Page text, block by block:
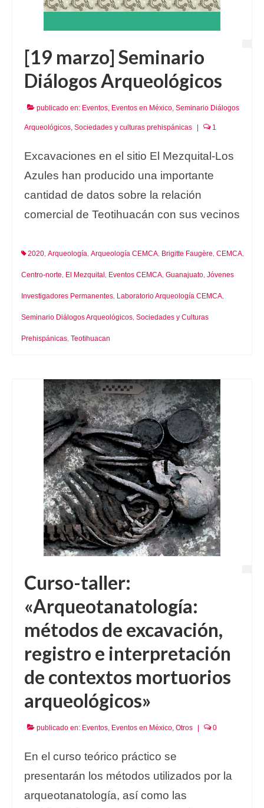
[19 marzo] Seminario
Diálogos Arqueológicos
publicado en: Eventos, Eventos en México, Seminario Diálogos
Arqueológicos, Sociedades y culturas prehispánicas 1
Excavaciones en el sitio El Mezquital-Los
Azules han producido una importante
cantidad de datos sobre la relación
comercial de Teotihuacán con sus vecinos
2020, Arqueología, Arqueología CEMCA, Brigitte Faugère, CEMCA,
Centro-norte, El Mezquital , Eventos CEMCA, Guanajuato, Jóvenes
Investigadores Permanentes, Laboratorio Arqueología CEMCA,
Seminario Diálogos Arqueológicos, Sociedades y Culturas
Prehispánicas, Teotihuacan
Curso-taller:
«Arqueotanatología:
métodos de excavación,
registro e interpretación
de contextos mortuorios
arqueológicos»
publicado en: Eventos, Eventos en México, Otros 0
En el curso teórico práctico se
presentarán los métodos utilizados por la
arqueotanatología, así como las